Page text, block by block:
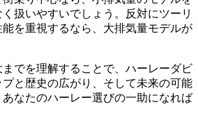
扱いやすいでしょう。反対にツーリ
を重視するなら、大排気量モデルが
でを理解することで、ハーレーダビ
と歴史の広がり、そして未来の可能
なたのハーレー選びの一助になれば